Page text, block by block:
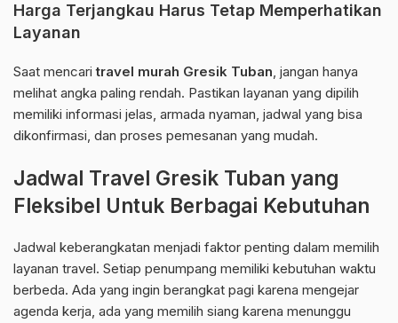
Harga Terjangkau Harus Tetap Memperhatikan
Layanan
Saat mencaritravel murah Gresik Tuban, jangan hanya
melihat angka paling rendah. Pastikan layanan yang dipilih
memiliki informasi jelas, armada nyaman, jadwal yang bisa
dikonfirmasi, dan proses pemesanan yang mudah.
Jadwal Travel Gresik Tuban yang
Fleksibel Untuk Berbagai Kebutuhan
Jadwal keberangkatan menjadi faktor penting dalam memilih
layanan travel. Setiap penumpang memiliki kebutuhan waktu
berbeda. Ada yang ingin berangkat pagi karena mengejar
agenda kerja, ada yang memilih siang karena menunggu